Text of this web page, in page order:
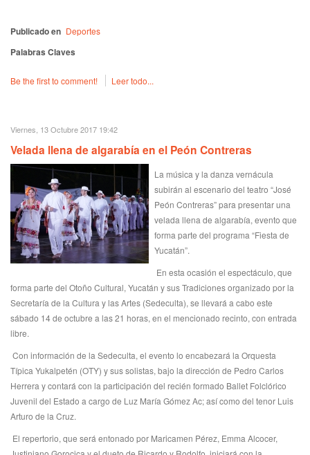
Publicado en Deportes
Palabras Claves
Be the first to comment! Leer todo...
Viernes, 13 Octubre 2017 19:42
Velada llena de algarabía en el Peón Contreras
La música y la danza vernácula
subirán al escenario del teatro “José
Peón Contreras” para presentar una
velada llena de algarabía, evento que
forma parte del programa “Fiesta de
Yucatán”.
En esta ocasión el espectáculo, que
forma parte del Otoño Cultural, Yucatán y sus Tradiciones organizado por la
Secretaría de la Cultura y las Artes (Sedeculta), se llevará a cabo este
sábado 14 de octubre a las 21 horas, en el mencionado recinto, con entrada
libre.
Con información de la Sedeculta, el evento lo encabezará la Orquesta
Típica Yukalpetén (OTY) y sus solistas, bajo la dirección de Pedro Carlos
Herrera y contará con la participación del recién formado Ballet Folclórico
Juvenil del Estado a cargo de Luz María Gómez Ac; así como del tenor Luis
Arturo de la Cruz.
El repertorio, que será entonado por Maricamen Pérez, Emma Alcocer,